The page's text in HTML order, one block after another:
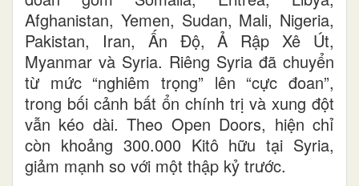
Afghanistan, Yemen, Sudan, Mali, Nigeria,
Pakistan, Iran, Ấn Độ, Ả Rập Xê Út,
Myanmar và Syria. Riêng Syria đã chuyển
từ mức “nghiêm trọng” lên “cực đoan”,
trong bối cảnh bất ổn chính trị và xung đột
vẫn kéo dài. Theo Open Doors, hiện chỉ
còn khoảng 300.000 Kitô hữu tại Syria,
giảm mạnh so với một thập kỷ trước.